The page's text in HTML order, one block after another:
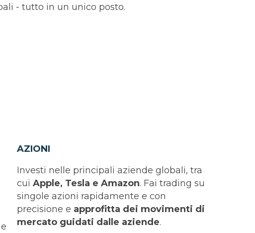
- tutto in un unico posto.
AZIONI
Investi nelle principali aziende globali, tra
cuiApple, Tesla e Amazon. Fai trading su
singole azioni rapidamente e con
precisione e approfitta dei movimenti di
mercato guidati dalle aziende.